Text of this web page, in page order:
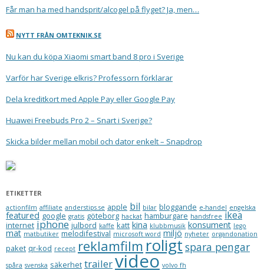
Får man ha med handsprit/alcogel på flyget? Ja, men…
NYTT FRÅN OMTEKNIK.SE
Nu kan du köpa Xiaomi smart band 8 pro i Sverige
Varför har Sverige elkris? Professorn förklarar
Dela kreditkort med Apple Pay eller Google Pay
Huawei Freebuds Pro 2 – Snart i Sverige?
Skicka bilder mellan mobil och dator enkelt – Snapdrop
ETIKETTER
actionfilm affiliate anderstips.se apple bil bilar bloggande e-handel engelska
featured google gratis göteborg hackat hamburgare handsfree ikea
internet iphone julbord kaffe katt kina klubbmusik konsument lego
mat matbutiker melodifestival microsoft word miljö nyheter organdonation
paket qr-kod recept reklamfilm roligt spara pengar
spåra svenska säkerhet trailervideo volvo fh